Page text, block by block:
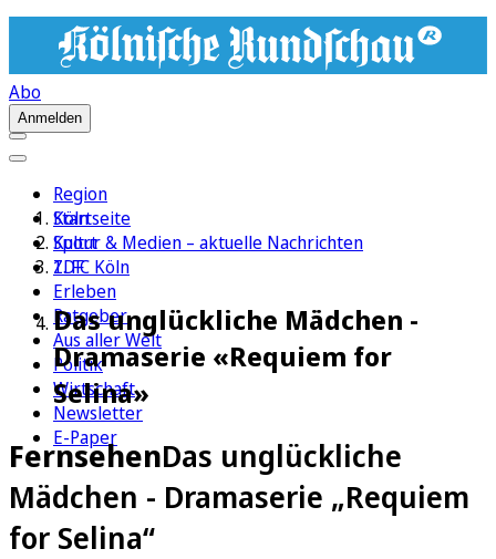
Abo
Anmelden
Region
Köln
Sport
1. FC Köln
Erleben
Ratgeber
Aus aller Welt
Politik
Wirtschaft
Newsletter
E-Paper
Startseite
Kultur & Medien – aktuelle Nachrichten
ZDF
Das unglückliche Mädchen -
Dramaserie «Requiem for
Selina»
FernsehenDas unglückliche
Mädchen - Dramaserie „Requiem
for Selina“